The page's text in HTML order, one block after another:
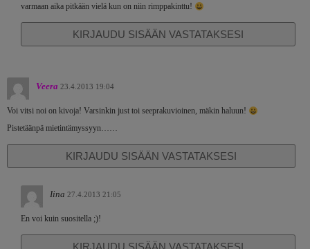
varmaan aika pitkään vielä kun on niin rimppakinttu!
KIRJAUDU SISÄÄN VASTATAKSESI
Veera 23.4.2013 19:04
Voi vitsi noi on kivoja! Varsinkin just toi seeprakuvioinen, mäkin haluun!
Pistetäänpä mietintämyssyyn……
KIRJAUDU SISÄÄN VASTATAKSESI
Iina 27.4.2013 21:05
En voi kuin suositella ;)!